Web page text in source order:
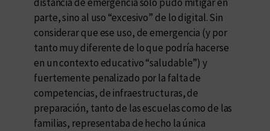
parte, sino al uso “excesivo” de lo digital. Sin
considerar que ese uso, de emergencia (y por
tanto muy diferente de lo que podría hacerse
en un contexto educativo “saludable”) y
fuertemente penalizado por la falta de
competencias, de infraestructuras, de
preparación, tanto de las escuelas como de las
familias, representaba de hecho la única